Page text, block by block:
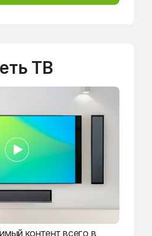
ТВ
контент всего в